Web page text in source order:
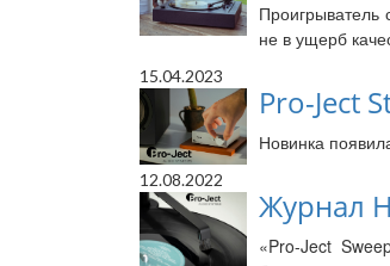
Проигрыватель
не в ущерб
15.04.2023
Pro-Ject
Новинка
12.08.2022
Журнал
«Pro-Ject